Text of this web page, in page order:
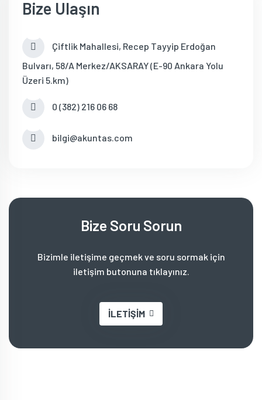
Bize Ulaşın
Çiftlik Mahallesi, Recep Tayyip Erdoğan
Bulvarı, 58/A Merkez/AKSARAY (E-90 Ankara Yolu
Üzeri 5.km)
0 (382) 216 06 68
bilgi@akuntas.com
Bize Soru Sorun
Bizimle iletişime geçmek ve soru sormak için
iletişim butonuna tıklayınız.
İLETİŞİM